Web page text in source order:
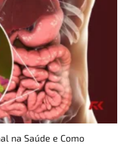
na Saúde e Como